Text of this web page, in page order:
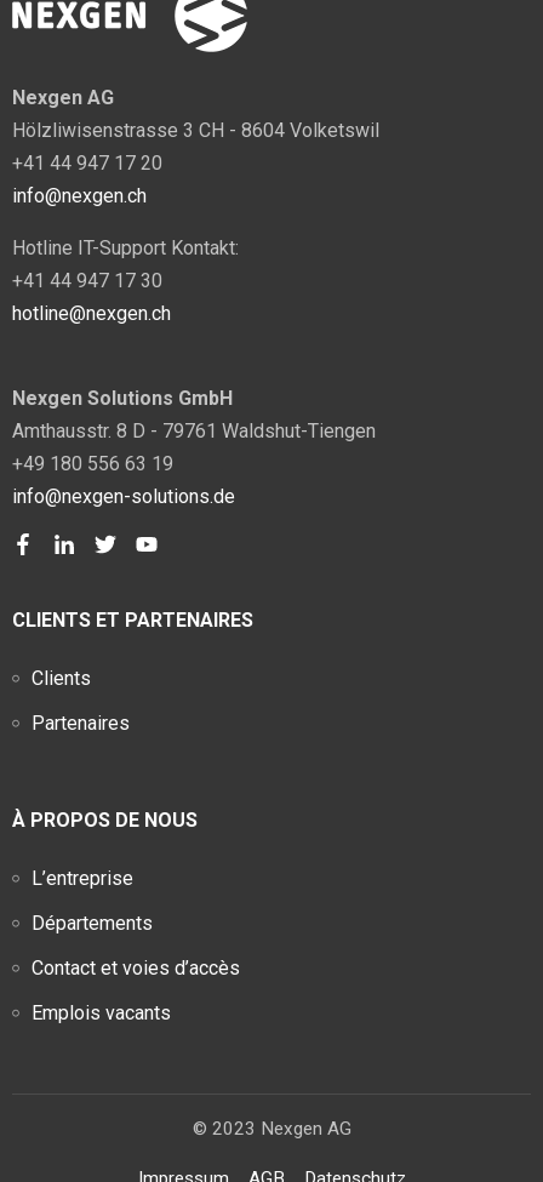
Nexgen AG
Hölzliwisenstrasse 3 CH - 8604 Volketswil
+41 44 947 17 20
info@nexgen.ch
Hotline IT-Support Kontakt:
+41 44 947 17 30
hotline@nexgen.ch
Nexgen Solutions GmbH
Amthausstr. 8 D - 79761 Waldshut-Tiengen
+49 180 556 63 19
info@nexgen-solutions.de
CLIENTS ET PARTENAIRES
Clients
Partenaires
À PROPOS DE NOUS
L’entreprise
Départements
Contact et voies d’accès
Emplois vacants
© 2023 Nexgen AG